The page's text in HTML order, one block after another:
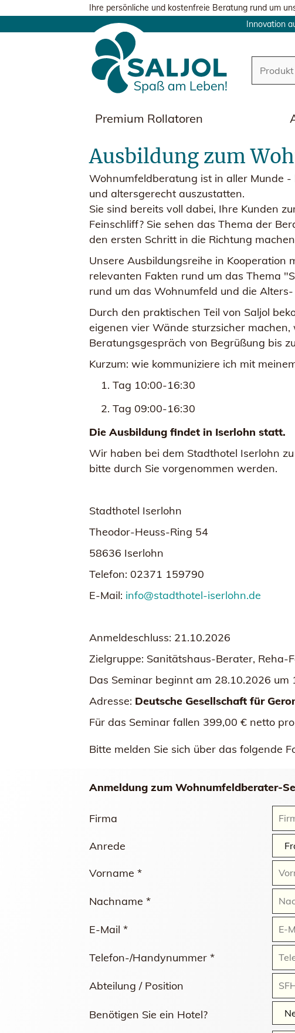
Ihre persönliche und kostenfreie Beratung rund um
Innovation
Premium Rollatoren
Ausbildung zum
Wohnumfeldberatung ist in aller Munde
und altersgerecht auszustatten.
Sie sind bereits voll dabei, Ihre Kunden
Feinschliff? Sie sehen das Thema der
den ersten Schritt in die Richtung
Unsere Ausbildungsreihe in Kooperation
relevanten Fakten rund um das Thema
rund um das Wohnumfeld und die
Durch den praktischen Teil von Saljol
eigenen vier Wände sturzsicher
Beratungsgespräch von Begrüßung bis
Kurzum: wie kommuniziere ich mit
Tag 10:00-16:30
Tag 09:00-16:30
Die Ausbildung findet in Iserlohn statt.
Wir haben bei dem Stadthotel Iserlohn
bitte durch Sie vorgenommen werden.
Stadthotel Iserlohn
Theodor-Heuss-Ring 54
58636 Iserlohn
Telefon: 02371 159790
E-Mail: info@stadthotel-iserlohn.de
Anmeldeschluss: 21.10.2026
Zielgruppe: Sanitätshaus-Berater,
Das Seminar beginnt am 28.10.2026
Adresse: Deutsche Gesellschaft für
Für das Seminar fallen 399,00 € netto
Bitte melden Sie sich über das folgende
Anmeldung zum Wohnumfeldberater-
Firma
Anrede
Vorname *
Nachname *
E-Mail *
Telefon-/Handynummer *
Abteilung / Position
Benötigen Sie ein Hotel?